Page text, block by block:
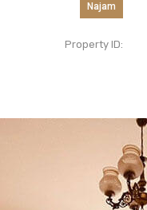
Najam
Property ID: